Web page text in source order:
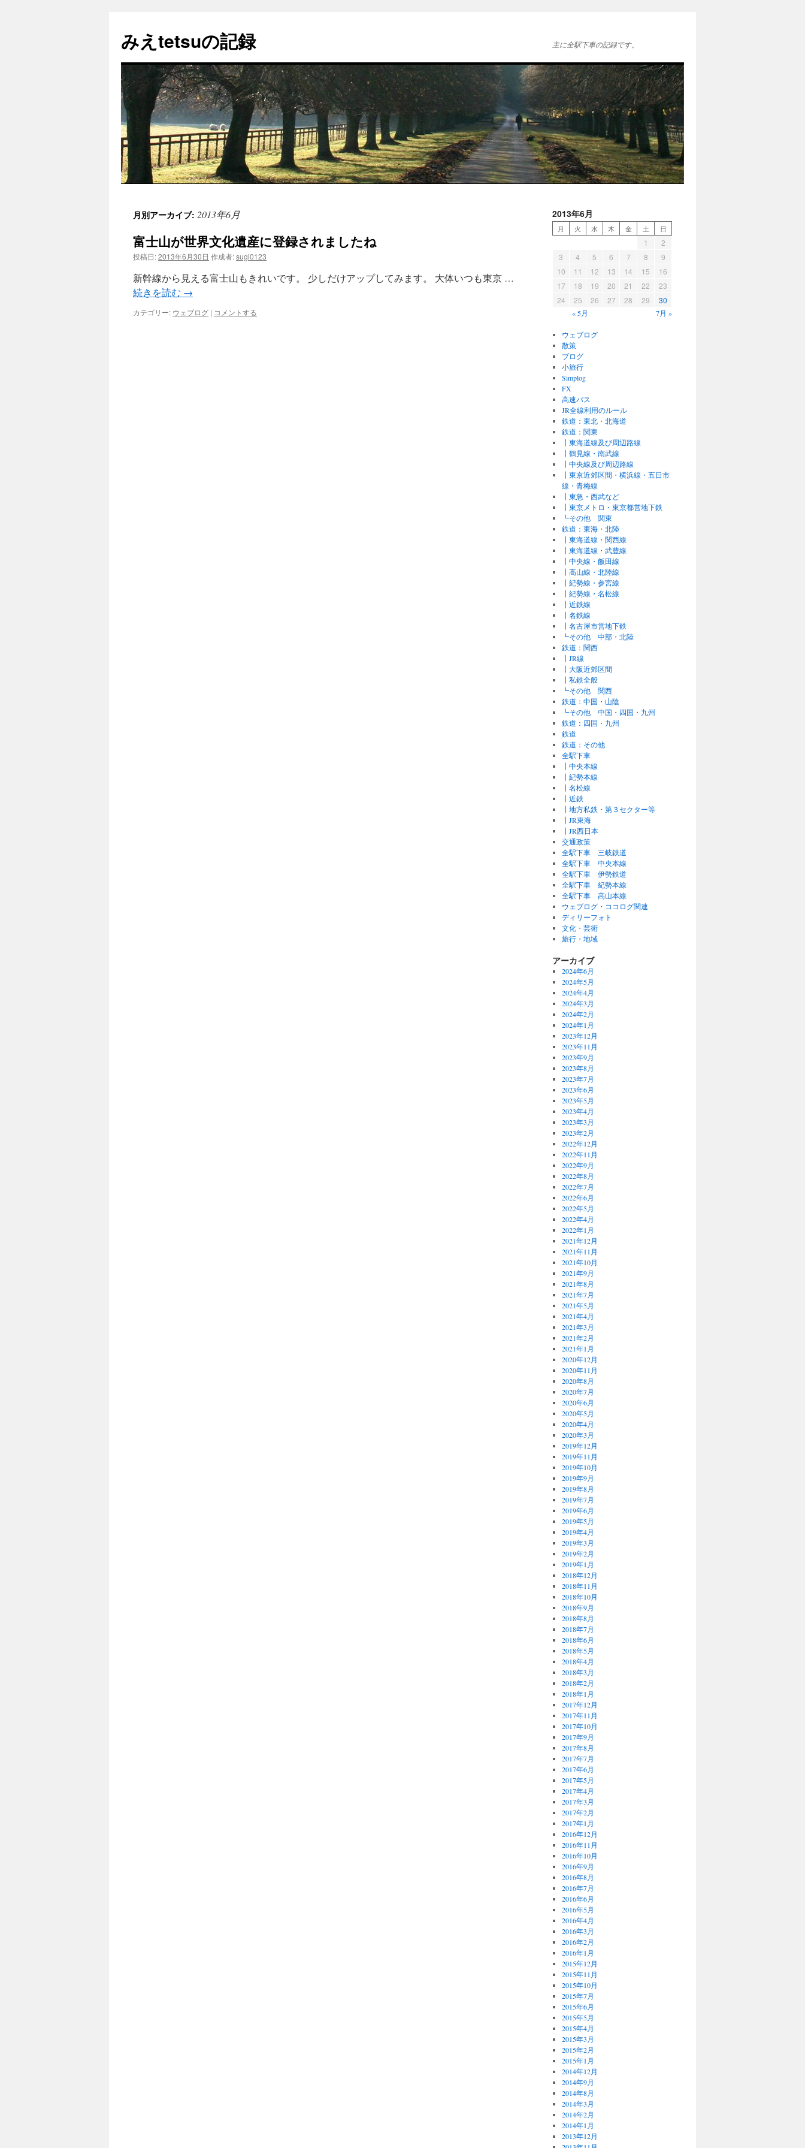
テ
ン
ス
キ
ッ
プ
みえtetsuの記録 主に全駅下車の記録です。
月別アーカイブ: 2013年6月
富士山が世界文化遺産に登録されましたね
投稿日:2013年6月30日 作成者:sugi0123
新幹線から見える富士山もきれいです。 少しだけアップしてみます。 大体いつも東京 …
続きを読む →
カテゴリー: ウェブログ | コメントする
2013年6月
月 火 水 木 金 土 日
1
2
3
4 5 6 7 8
9
10
11 12 13 14 15
16
17
18 19 20 21 22
23
24
25 26 27 28 29 30
« 5月 7月 »
ウェブログ
散策
ブログ
小旅行
Simplog
FX
高速バス
JR全線利用のルール
鉄道：東北・北海道
鉄道：関東
┃東海道線及び周辺路線
┃鶴見線・南武線
┃中央線及び周辺路線
┃東京近郊区間・横浜線・五日市
線・青梅線
┃東急・西武など
┃東京メトロ・東京都営地下鉄
┗その他 関東
鉄道：東海・北陸
┃東海道線・関西線
┃東海道線・武豊線
┃中央線・飯田線
┃高山線・北陸線
┃紀勢線・参宮線
┃紀勢線・名松線
┃近鉄線
┃名鉄線
┃名古屋市営地下鉄
┗その他 中部・北陸
鉄道：関西
┃JR線
┃大阪近郊区間
┃私鉄全般
┗その他 関西
鉄道：中国・山陰
┗その他 中国・四国・九州
鉄道：四国・九州
鉄道
鉄道：その他
全駅下車
┃中央本線
┃紀勢本線
┃名松線
┃近鉄
┃地方私鉄・第３セクター等
┃JR東海
┃JR西日本
交通政策
全駅下車 三岐鉄道
全駅下車 中央本線
全駅下車 伊勢鉄道
全駅下車 紀勢本線
全駅下車 高山本線
ウェブログ・ココログ関連
ディリーフォト
文化・芸術
旅行・地域
アーカイブ
2024年6月
2024年5月
2024年4月
2024年3月
2024年2月
2024年1月
2023年12月
2023年11月
2023年9月
2023年8月
2023年7月
2023年6月
2023年5月
2023年4月
2023年3月
2023年2月
2022年12月
2022年11月
2022年9月
2022年8月
2022年7月
2022年6月
2022年5月
2022年4月
2022年1月
2021年12月
2021年11月
2021年10月
2021年9月
2021年8月
2021年7月
2021年5月
2021年4月
2021年3月
2021年2月
2021年1月
2020年12月
2020年11月
2020年8月
2020年7月
2020年6月
2020年5月
2020年4月
2020年3月
2019年12月
2019年11月
2019年10月
2019年9月
2019年8月
2019年7月
2019年6月
2019年5月
2019年4月
2019年3月
2019年2月
2019年1月
2018年12月
2018年11月
2018年10月
2018年9月
2018年8月
2018年7月
2018年6月
2018年5月
2018年4月
2018年3月
2018年2月
2018年1月
2017年12月
2017年11月
2017年10月
2017年9月
2017年8月
2017年7月
2017年6月
2017年5月
2017年4月
2017年3月
2017年2月
2017年1月
2016年12月
2016年11月
2016年10月
2016年9月
2016年8月
2016年7月
2016年6月
2016年5月
2016年4月
2016年3月
2016年2月
2016年1月
2015年12月
2015年11月
2015年10月
2015年7月
2015年6月
2015年5月
2015年4月
2015年3月
2015年2月
2015年1月
2014年12月
2014年9月
2014年8月
2014年3月
2014年2月
2014年1月
2013年12月